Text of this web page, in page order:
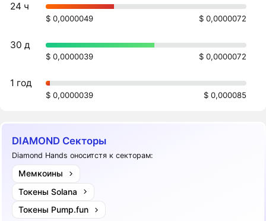
24 ч
$ 0,0000049 $ 0,0000072
30 д
$ 0,0000039 $ 0,0000072
1 год
$ 0,0000039 $ 0,000085
DIAMOND Секторы
Diamond Hands оноситстя к секторам:
Мемкоины
Токены Solana
Токены Pump.fun